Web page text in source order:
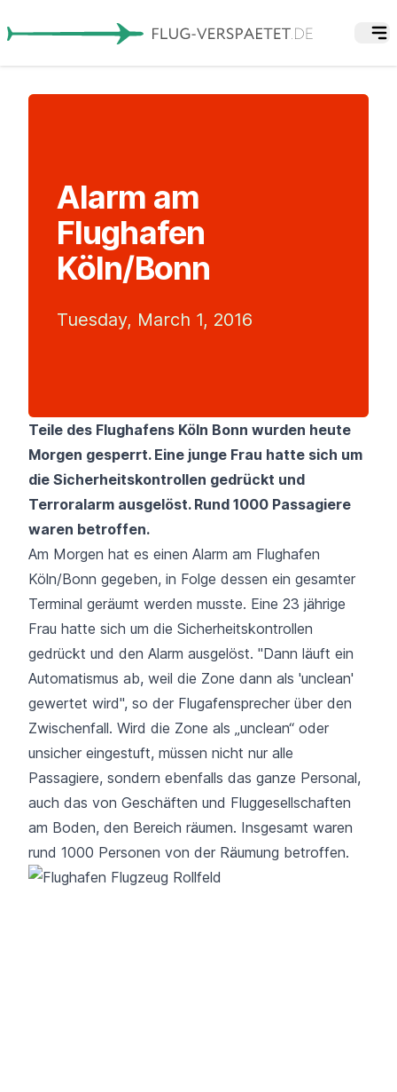
Alarm am
Flughafen
Köln/Bonn
Tuesday, March 1, 2016
Teile des Flughafens Köln Bonn wurden heute
Morgen gesperrt. Eine junge Frau hatte sich um
die Sicherheitskontrollen gedrückt und
Terroralarm ausgelöst. Rund 1000 Passagiere
waren betroffen.
Am Morgen hat es einen Alarm am Flughafen
Köln/Bonn gegeben, in Folge dessen ein gesamter
Terminal geräumt werden musste. Eine 23 jährige
Frau hatte sich um die Sicherheitskontrollen
gedrückt und den Alarm ausgelöst. "Dann läuft ein
Automatismus ab, weil die Zone dann als 'unclean'
gewertet wird", so der Flugafensprecher über den
Zwischenfall. Wird die Zone als „unclean“ oder
unsicher eingestuft, müssen nicht nur alle
Passagiere, sondern ebenfalls das ganze Personal,
auch das von Geschäften und Fluggesellschaften
am Boden, den Bereich räumen. Insgesamt waren
rund 1000 Personen von der Räumung betroffen.